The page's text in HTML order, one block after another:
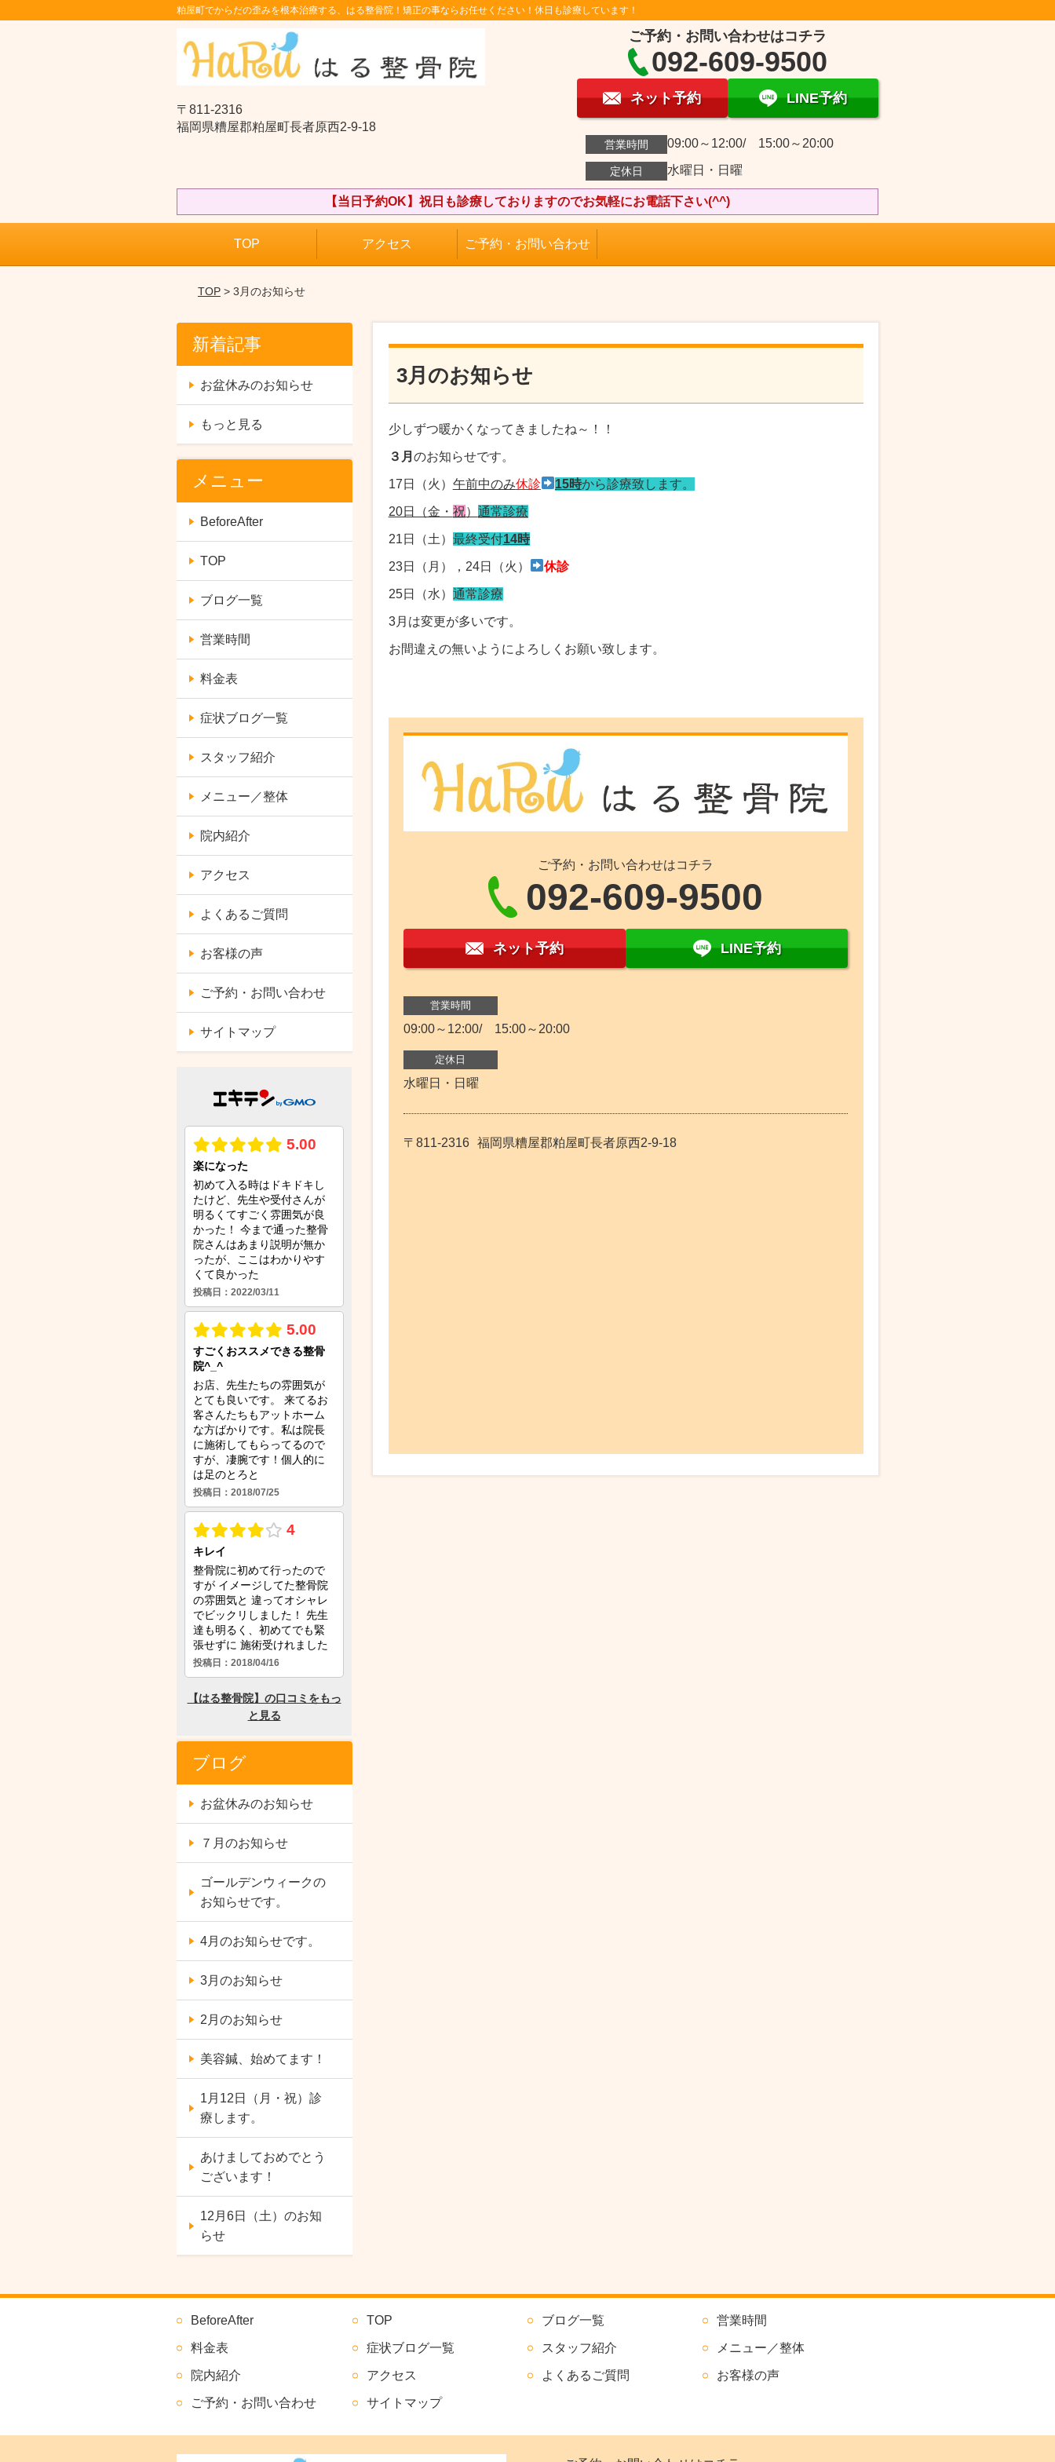
粕屋町でからだの歪みを根本治療する、はる整骨院！矯正の事ならお任せください！休日も診療しています！
〒811-2316
福岡県糟屋郡粕屋町長者原西2-9-18
ご予約・お問い合わせはコチラ
092-609-9500
ネット予約 LINE予約
営業時間 09:00～12:00/ 15:00～20:00
定休日 水曜日・日曜
【当日予約OK】祝日も診療しておりますのでお気軽にお電話下さい(^^)
TOP アクセス ご予約・お問い合わせ
TOP> 3月のお知らせ
3月のお知らせ
少しずつ暖かくなってきましたね～！！
３月 のお知らせです。
17日（火） 午前中のみ休診 15時から診療致します。
20日（金・ 祝） 通常診療
21日（土） 最終受付14時
23日（月），24日（火） 休診
25日（水） 通常診療
3月は変更が多いです。
お間違えの無いようによろしくお願い致します。
ご予約・お問い合わせはコチラ
092-609-9500
ネット予約 LINE予約
営業時間
09:00～12:00/ 15:00～20:00
定休日
水曜日・日曜
〒811-2316 福岡県糟屋郡粕屋町長者原西2-9-18
新着記事
お盆休みのお知らせ
もっと見る
メニュー
BeforeAfter
TOP
ブログ一覧
営業時間
料金表
症状ブログ一覧
スタッフ紹介
メニュー／整体
院内紹介
アクセス
よくあるご質問
お客様の声
ご予約・お問い合わせ
サイトマップ
ブログ
お盆休みのお知らせ
７月のお知らせ
ゴールデンウィークの
お知らせです。
4月のお知らせです。
3月のお知らせ
2月のお知らせ
美容鍼、始めてます！
1月12日（月・祝）診
療します。
あけましておめでとう
ございます！
12月6日（土）のお知
らせ
BeforeAfter TOP ブログ一覧 営業時間
料金表 症状ブログ一覧 スタッフ紹介 メニュー／整体
院内紹介 アクセス よくあるご質問 お客様の声
ご予約・お問い合わせ サイトマップ